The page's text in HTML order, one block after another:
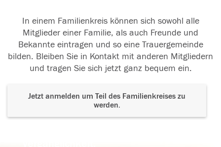
In einem Familienkreis können sich sowohl alle
Mitglieder einer Familie, als auch Freunde und
Bekannte eintragen und so eine Trauergemeinde
bilden. Bleiben Sie in Kontakt mit anderen Mitgliedern
und tragen Sie sich jetzt ganz bequem ein.
Jetzt anmelden um Teil des Familienkreises zu
werden.